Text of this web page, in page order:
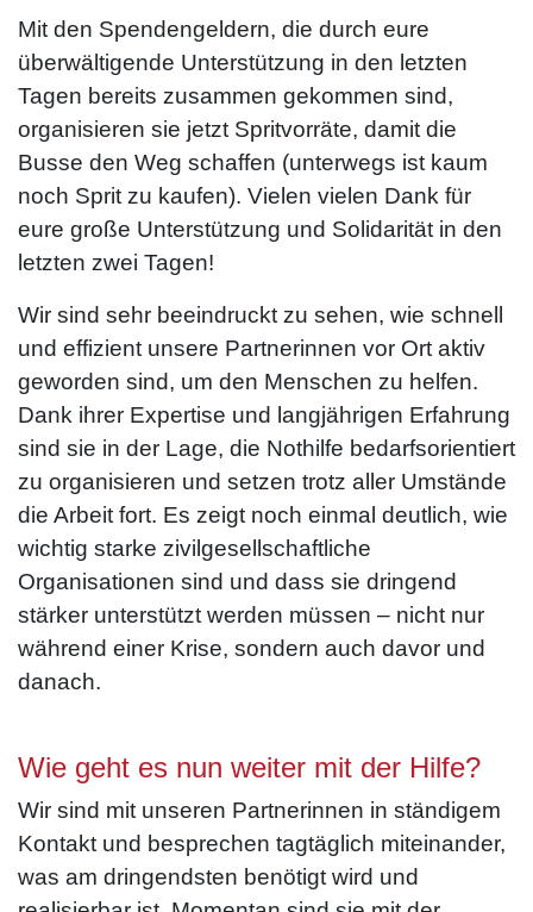
Mit den Spendengeldern, die durch eure
überwältigende Unterstützung in den letzten
Tagen bereits zusammen gekommen sind,
organisieren sie jetzt Spritvorräte, damit die
Busse den Weg schaffen (unterwegs ist kaum
noch Sprit zu kaufen). Vielen vielen Dank für
eure große Unterstützung und Solidarität in den
letzten zwei Tagen!
Wir sind sehr beeindruckt zu sehen, wie schnell
und effizient unsere Partnerinnen vor Ort aktiv
geworden sind, um den Menschen zu helfen.
Dank ihrer Expertise und langjährigen Erfahrung
sind sie in der Lage, die Nothilfe bedarfsorientiert
zu organisieren und setzen trotz aller Umstände
die Arbeit fort. Es zeigt noch einmal deutlich, wie
wichtig starke zivilgesellschaftliche
Organisationen sind und dass sie dringend
stärker unterstützt werden müssen – nicht nur
während einer Krise, sondern auch davor und
danach.
Wie geht es nun weiter mit der Hilfe?
Wir sind mit unseren Partnerinnen in ständigem
Kontakt und besprechen tagtäglich miteinander,
was am dringendsten benötigt wird und